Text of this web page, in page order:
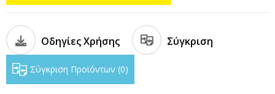
Οδηγίες Χρήσης Σύγκριση
Σύγκριση Προϊόντων 0